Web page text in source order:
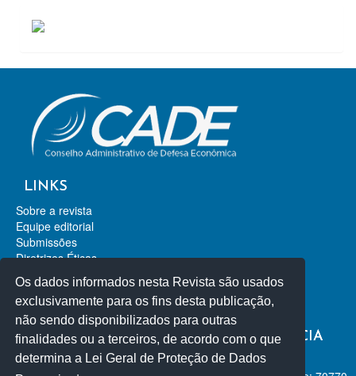
Os dados informados nesta Revista são usados
exclusivamente para os fins desta publicação,
não sendo disponibilizados para outras
finalidades ou a terceiros, de acordo com o que
determina a Lei Geral de Proteção de Dados
ACESSOS
LINKS
Sobre a revista
Equipe editorial
Submissões
Diretrizes Éticas
Contato
Revista de Direito da Concorrência
Revista de Direito Econômico
REVISTA DE DEFESA DA CONCORRÊNCIA
ISSN-L 2318-2253